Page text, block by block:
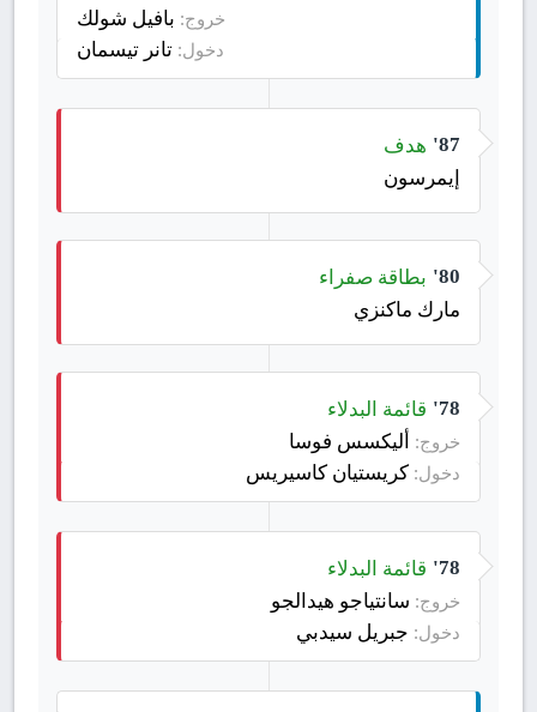
خروج: بافيل شولك
دخول: تانر تيسمان
87' هدف
إيمرسون
80' بطاقة صفراء
مارك ماكنزي
78' قائمة البدلاء
خروج: أليكسس فوسا
دخول: كريستيان كاسيريس
78' قائمة البدلاء
خروج: سانتياجو هيدالجو
دخول: جبريل سيدبي